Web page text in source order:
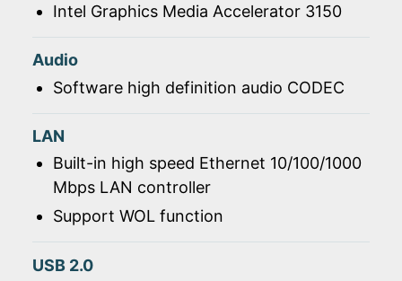
Intel Graphics Media Accelerator 3150
Audio
Software high definition audio CODEC
LAN
Built-in high speed Ethernet 10/100/1000
Mbps LAN controller
Support WOL function
USB 2.0